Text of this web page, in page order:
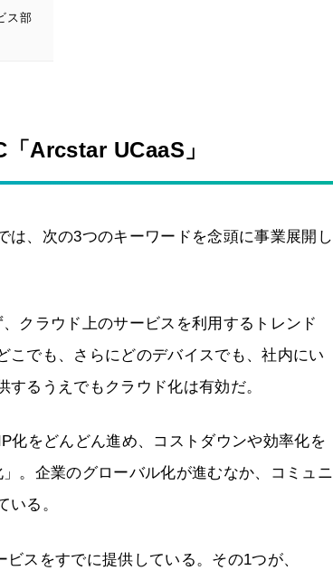
ス部
Arcstar UCaaS」
、次の3つのキーワードを念頭に事業展開し
クラウド上のサービスを利用するトレンド
でも、さらにどのデバイスでも、社内にい
るうえでもクラウド化は有効だ。
化をどんどん進め、コストダウンや効率化を
。企業のグローバル化が進むなか、コミュニ
る。
スをすでに提供している。その1つが、